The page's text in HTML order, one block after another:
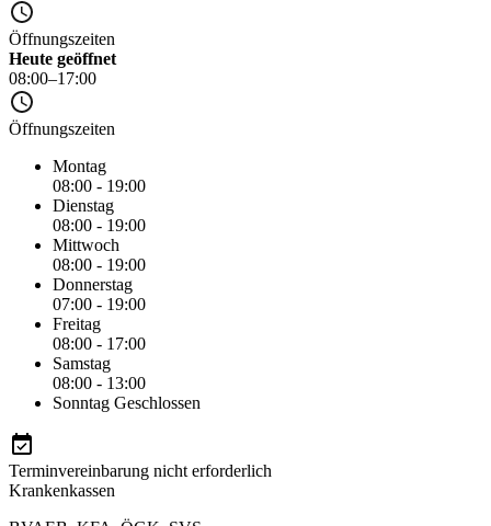
Öffnungszeiten
Heute geöffnet
08:00–17:00
Öffnungszeiten
Montag
08:00 - 19:00
Dienstag
08:00 - 19:00
Mittwoch
08:00 - 19:00
Donnerstag
07:00 - 19:00
Freitag
08:00 - 17:00
Samstag
08:00 - 13:00
Sonntag Geschlossen
Terminvereinbarung nicht erforderlich
Krankenkassen